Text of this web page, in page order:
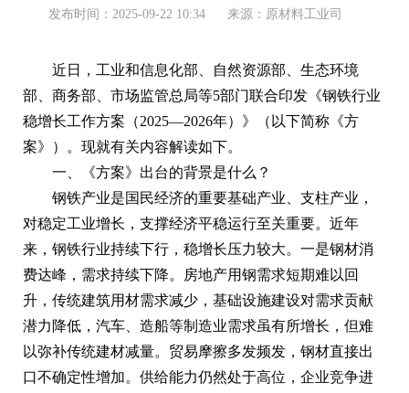
发布时间：2025-09-22 10:34 来源：原材料工业司
近日，工业和信息化部、自然资源部、生态环境
部、商务部、市场监管总局等5部门联合印发《钢铁行业
稳增长工作方案（2025—2026年）》（以下简称《方
案》）。现就有关内容解读如下。
一、《方案》出台的背景是什么？
钢铁产业是国民经济的重要基础产业、支柱产业，
对稳定工业增长，支撑经济平稳运行至关重要。近年
来，钢铁行业持续下行，稳增长压力较大。一是钢材消
费达峰，需求持续下降。房地产用钢需求短期难以回
升，传统建筑用材需求减少，基础设施建设对需求贡献
潜力降低，汽车、造船等制造业需求虽有所增长，但难
以弥补传统建材减量。贸易摩擦多发频发，钢材直接出
口不确定性增加。供给能力仍然处于高位，企业竞争进